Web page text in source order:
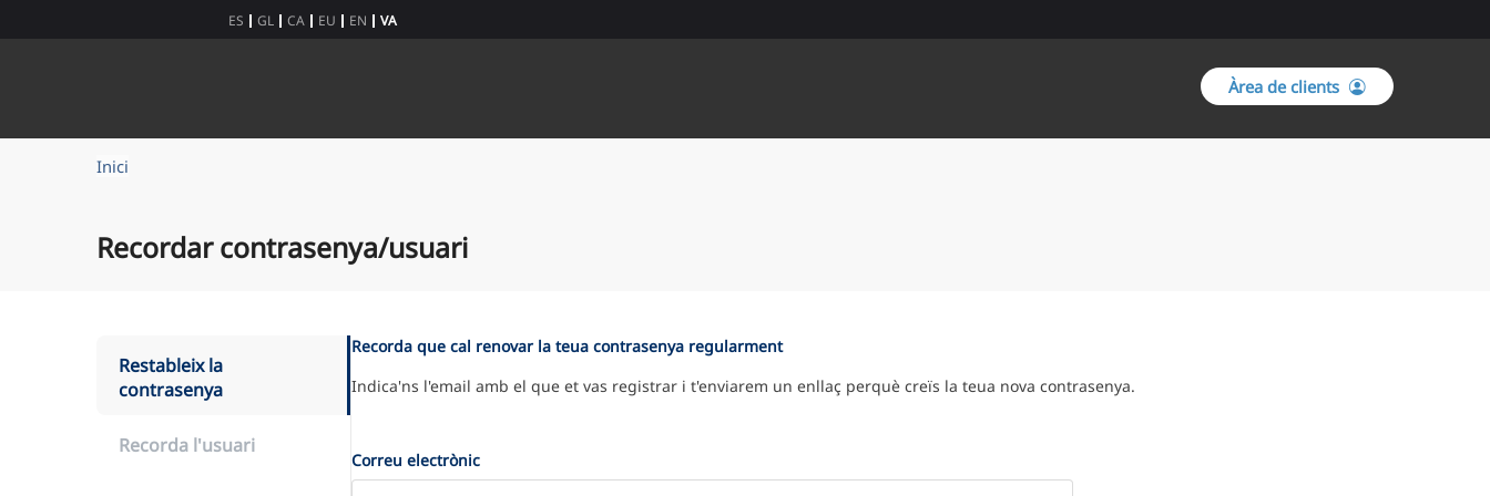
ES GL CA EU EN VA
Àrea de clients
Inici
Recordar contrasenya/usuari
Restableix la
contrasenya
Recorda l'usuari
Recorda que cal renovar la teua contrasenya regularment
Indica'ns l'email amb el que et vas registrar i t'enviarem un enllaç perquè creïs la teua nova contrasenya.
Correu electrònic